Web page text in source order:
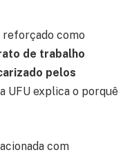
reforçado como
de trabalho
pelos
UFU explica o porquê
com